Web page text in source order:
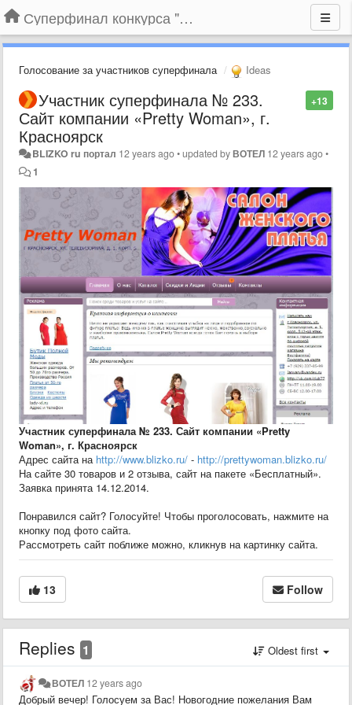
Суперфинал конкурса "Компания года-2014" на BLIZKO.ru
Голосование за участников суперфинала Ideas
+13
Участник суперфинала № 233.
Сайт компании «Pretty Woman», г.
Красноярск
BLIZKO ru портал 12 years ago•updated byВОТЕЛ 12 years ago•
1
Участник суперфинала № 233. Сайт компании «Pretty
Woman», г. Красноярск
Адрес сайта на http://www.blizko.ru/ - http://prettywoman.blizko.ru/
На сайте 30 товаров и 2 отзыва, сайт на пакете «Бесплатный».
Заявка принята 14.12.2014.
Понравился сайт? Голосуйте! Чтобы проголосовать, нажмите на
кнопку под фото сайта.
Рассмотреть сайт поближе можно, кликнув на картинку сайта.
13 Follow
Replies 1 Oldest first
ВОТЕЛ 12 years ago
Добрый вечер! Голосуем за Вас! Новогодние пожелания Вам